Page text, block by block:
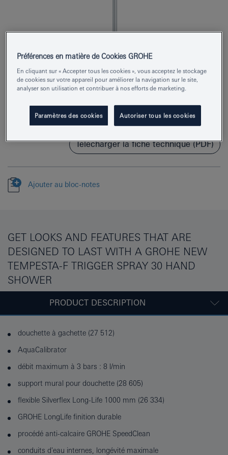
Numéro de produit 26352000
Couleur chromé
Télécharger la fiche technique (PDF)
Ajouter au bloc-notes
GET LOOKS AND FEATURES THAT ARE
DESIGNED TO LAST WITH A GROHE NEW
TEMPESTA-F TRIGGER SPRAY 30 HAND
SHOWER
PRODUCT DESCRIPTION
douchette à gachette (27 512)
AquaCalibrator
débit maximum à 3 bars : 8 l/min
support mural pour douchette (28 605)
flexible Silverflex Long-Life 1000 mm (26 334)
GROHE LongLife finition durable
procédé anti-calcaire GROHE SpeedClean
conduits d'eau internes, longévité maximale
Préférences en matière de Cookies GROHE
En cliquant sur « Accepter tous les cookies », vous acceptez le stockage
de cookies sur votre appareil pour améliorer la navigation sur le site,
analyser son utilisation et contribuer à nos efforts de marketing.
Paramètres des cookies Autoriser tous les cookies